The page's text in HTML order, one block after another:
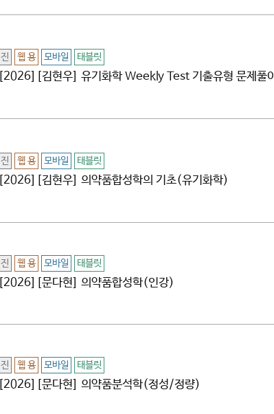
진 웹 용 모바일 태블릿
[2026][김현우] 유기화학 Weekly Test 기출유형 문제풀이
진 웹 용 모바일 태블릿
[2026][김현우] 의약품합성학의 기초(유기화학)
진 웹 용 모바일 태블릿
[2026][문다현] 의약품합성학(인강)
진 웹 용 모바일 태블릿
[2026][문다현] 의약품분석학(정성/정량)